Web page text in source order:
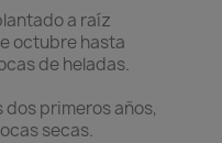
a raíz
octubre hasta
de heladas.
primeros años,
secas.